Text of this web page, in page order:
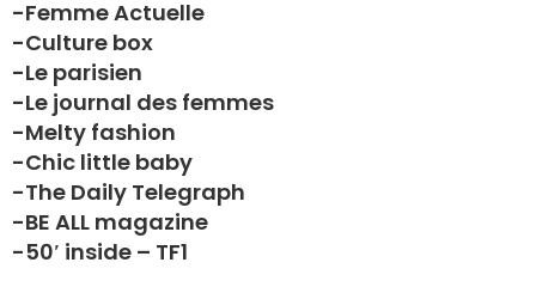
-Femme Actuelle
-Culture box
-Le parisien
-Le journal des femmes
-Melty fashion
-Chic little baby
-The Daily Telegraph
-BE ALL magazine
-50′ inside – TF1